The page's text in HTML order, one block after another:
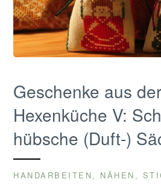
Geschenke aus der
Hexenküche V:
hübsche (Duft-)
HANDARBEITEN NÄHEN